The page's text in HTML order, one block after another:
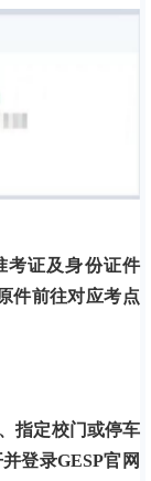
考证及身份证件
件前往对应考点
指定校门或停车
登录GESP官网